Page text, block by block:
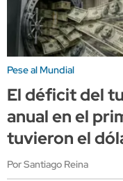
Pese al Mundial
El déficit del
anual en el
tuvieron el
Por Santiago Reina